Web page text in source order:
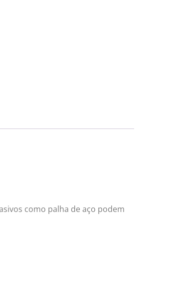
como palha de aço podem